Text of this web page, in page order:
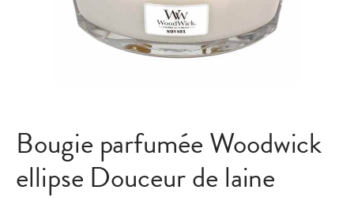
Bougie parfumée Woodwick
ellipse Douceur de laine